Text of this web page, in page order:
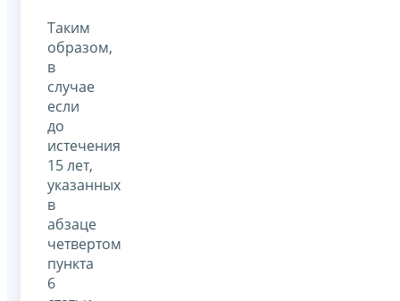
Таким
образом,
в
случае
если
до
истечения
15 лет,
указанных
в
абзаце
четвертом
пункта
6